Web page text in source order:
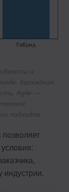
позволяет
индустрии.